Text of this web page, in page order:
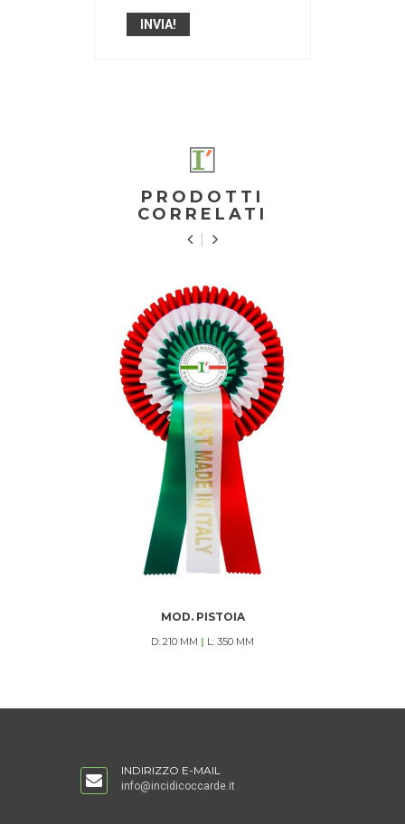
PRODOTTI
CORRELATI
MOD. PISTOIA
D: 210 MM | L: 350 MM
INDIRIZZO E-MAIL
info@incidicoccarde.it